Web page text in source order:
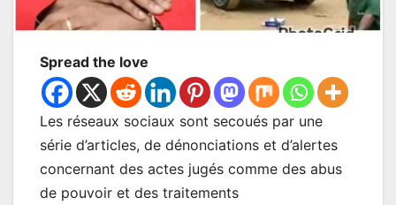
Spread the love
Les réseaux sociaux sont secoués par une
série d’articles, de dénonciations et d’alertes
concernant des actes jugés comme des abus
de pouvoir et des traitements